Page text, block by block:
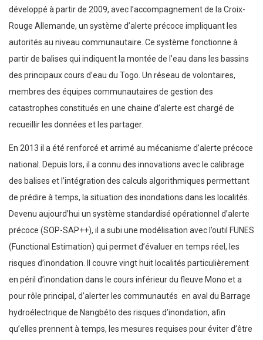
développé à partir de 2009, avec l’accompagnement de la Croix-
Rouge Allemande, un système d’alerte précoce impliquant les
autorités au niveau communautaire. Ce système fonctionne à
partir de balises qui indiquent la montée de l’eau dans les bassins
des principaux cours d’eau du Togo. Un réseau de volontaires,
membres des équipes communautaires de gestion des
catastrophes constitués en une chaine d’alerte est chargé de
recueillir les données et les partager.
En 2013 il a été renforcé et arrimé au mécanisme d’alerte précoce
national. Depuis lors, il a connu des innovations avec le calibrage
des balises et l’intégration des calculs algorithmiques permettant
de prédire à temps, la situation des inondations dans les localités.
Devenu aujourd’hui un système standardisé opérationnel d’alerte
précoce (SOP-SAP++), il a subi une modélisation avec l’outil FUNES
(Functional Estimation) qui permet d’évaluer en temps réel, les
risques d’inondation. Il couvre vingt huit localités particulièrement
en péril d’inondation dans le cours inférieur du fleuve Mono et a
pour rôle principal, d’alerter les communautés en aval du Barrage
hydroélectrique de Nangbéto des risques d’inondation, afin
qu’elles prennent à temps, les mesures requises pour éviter d’être